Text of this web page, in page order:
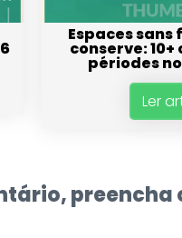
Espaces sans
conserve:
périodes
Ler
preencha